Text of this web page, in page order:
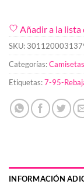
Añadir a la lista
SKU:
Categorías:Camisetas
Etiquetas:7-95-
INFORMACIÓN